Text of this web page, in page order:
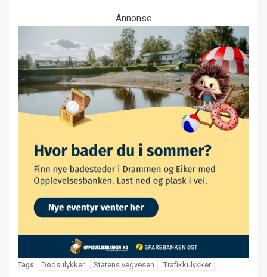
Annonse
Tags: Dødsulykker Statens vegvesen Trafikkulykker